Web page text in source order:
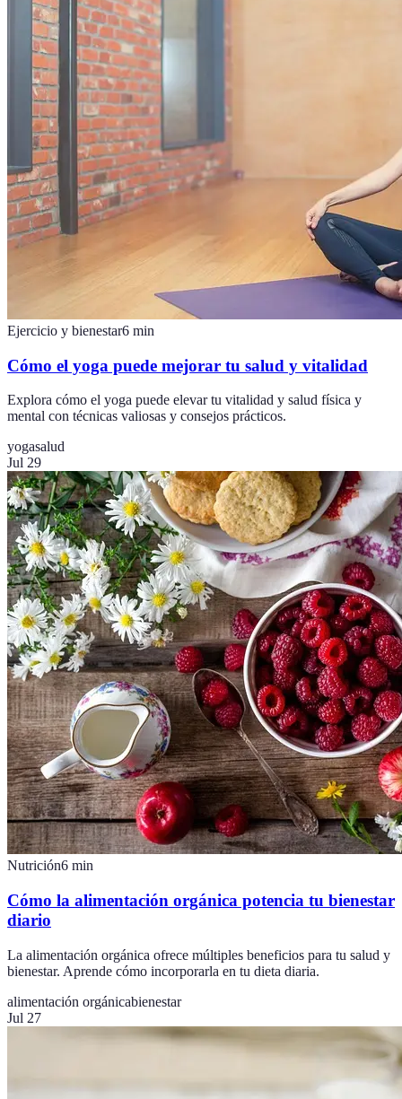
Ejercicio y bienestar6 min
Cómo el yoga puede mejorar tu salud y vitalidad
Explora cómo el yoga puede elevar tu vitalidad y salud física y
mental con técnicas valiosas y consejos prácticos.
yogasalud
Jul 29
Nutrición6 min
Cómo la alimentación orgánica potencia tu bienestar
diario
La alimentación orgánica ofrece múltiples beneficios para tu salud y
bienestar. Aprende cómo incorporarla en tu dieta diaria.
alimentación orgánicabienestar
Jul 27